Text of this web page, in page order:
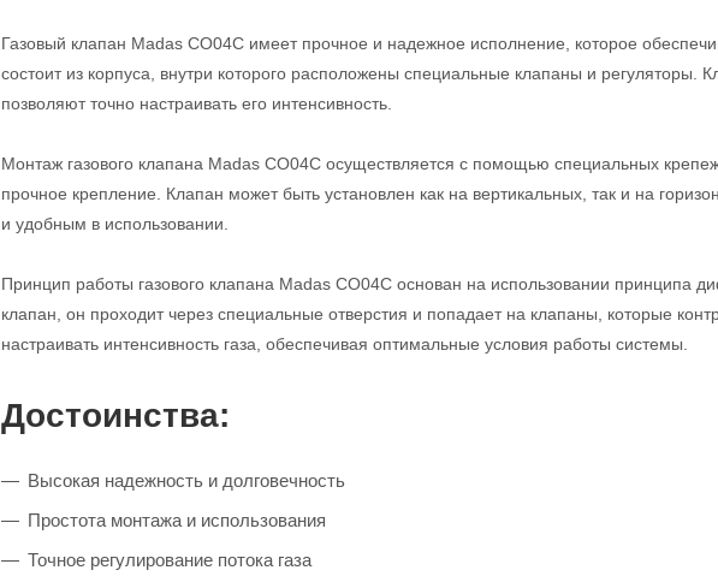
Газовый клапан Madas CO04C имеет прочное и надежное исполнение, которое
состоит из корпуса, внутри которого расположены специальные клапаны и регуляторы.
позволяют точно настраивать его интенсивность.
Монтаж газового клапана Madas CO04C осуществляется с помощью специальных
прочное крепление. Клапан может быть установлен как на вертикальных, так и на
и удобным в использовании.
Принцип работы газового клапана Madas CO04C основан на использовании принципа
клапан, он проходит через специальные отверстия и попадает на клапаны, которые
настраивать интенсивность газа, обеспечивая оптимальные условия работы системы.
Достоинства:
Высокая надежность и долговечность
Простота монтажа и использования
Точное регулирование потока газа